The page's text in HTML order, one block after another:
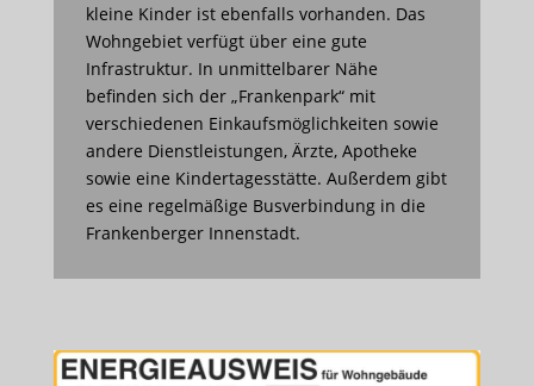
kleine Kinder ist ebenfalls vorhanden. Das
Wohngebiet verfügt über eine gute
Infrastruktur. In unmittelbarer Nähe
befinden sich der „Frankenpark“ mit
verschiedenen Einkaufsmöglichkeiten sowie
andere Dienstleistungen, Ärzte, Apotheke
sowie eine Kindertagesstätte. Außerdem gibt
es eine regelmäßige Busverbindung in die
Frankenberger Innenstadt.